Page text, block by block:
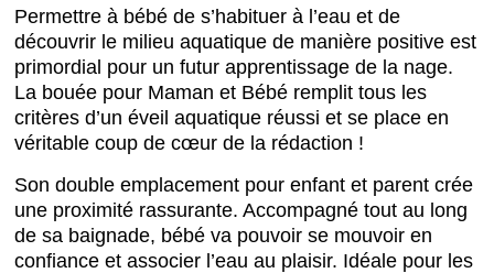
Permettre à bébé de s’habituer à l’eau et de
découvrir le milieu aquatique de manière positive est
primordial pour un futur apprentissage de la nage.
La bouée pour Maman et Bébé remplit tous les
critères d’un éveil aquatique réussi et se place en
véritable coup de cœur de la rédaction !
Son double emplacement pour enfant et parent crée
une proximité rassurante. Accompagné tout au long
de sa baignade, bébé va pouvoir se mouvoir en
confiance et associer l’eau au plaisir. Idéale pour les